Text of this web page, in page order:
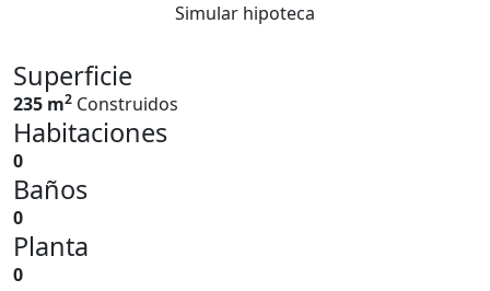
Simular hipoteca
Superficie
235 m2 Construidos
Habitaciones
0
Baños
0
Planta
0